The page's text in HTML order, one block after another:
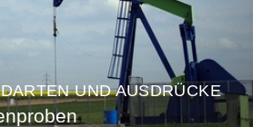
UND AUSDRÜCKE